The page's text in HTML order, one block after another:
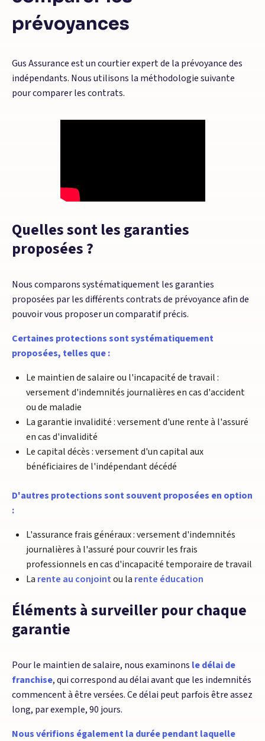
prévoyances
Gus Assurance est un courtier expert de la prévoyance des
indépendants. Nous utilisons la méthodologie suivante
pour comparer les contrats.
Quelles sont les garanties
proposées ?
Nous comparons systématiquement les garanties
proposées par les différents contrats de prévoyance afin de
pouvoir vous proposer un comparatif précis.
Certaines protections sont systématiquement
proposées, telles que :
Le maintien de salaire ou l'incapacité de travail :
versement d'indemnités journalières en cas d'accident
ou de maladie
La garantie invalidité : versement d'une rente à l'assuré
en cas d'invalidité
Le capital décès : versement d'un capital aux
bénéficiaires de l'indépendant décédé
D'autres protections sont souvent proposées en option
:
L'assurance frais généraux : versement d'indemnités
journalières à l'assuré pour couvrir les frais
professionnels en cas d'incapacité temporaire de travail
La rente au conjointou la rente éducation
Éléments à surveiller pour chaque
garantie
Pour le maintien de salaire, nous examinons le délai de
franchise, qui correspond au délai avant que les indemnités
commencent à être versées. Ce délai peut parfois être assez
long, par exemple, 90 jours.
Nous vérifions également la durée pendant laquelle